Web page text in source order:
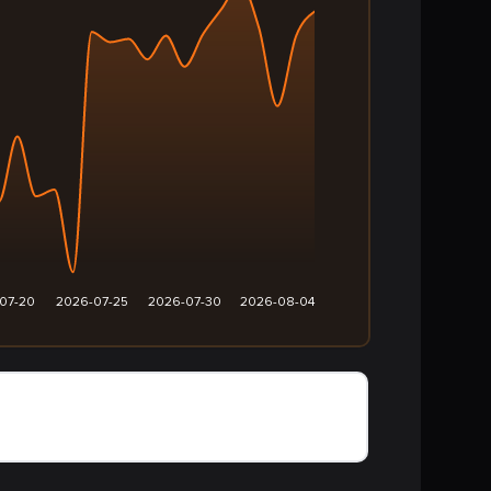
20 2026-07-25 2026-07-30 2026-08-04